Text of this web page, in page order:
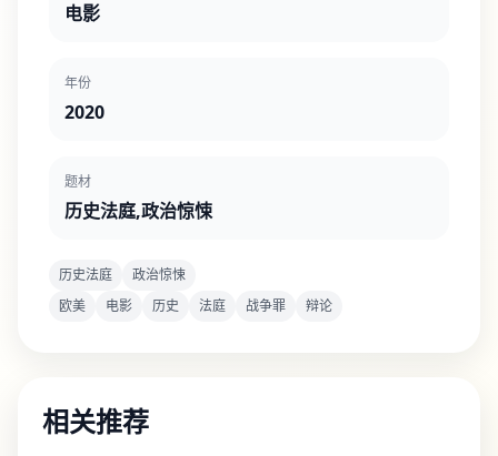
电影
年份
2020
题材
历史法庭,政治惊悚
历史法庭
政治惊悚
欧美
电影 历史 法庭 战争罪 辩论
相关推荐